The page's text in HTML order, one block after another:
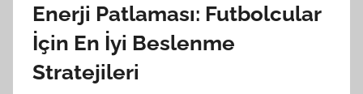
Enerji Patlaması: Futbolcular
İçin En İyi Beslenme
Stratejileri